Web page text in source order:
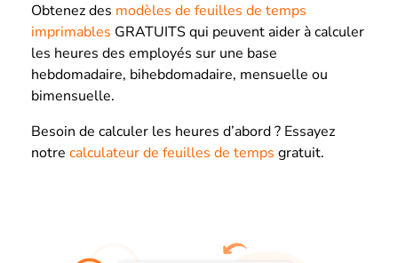
Obtenez des modèles de feuilles de temps
imprimables GRATUITS qui peuvent aider à calculer
les heures des employés sur une base
hebdomadaire, bihebdomadaire, mensuelle ou
bimensuelle.
Besoin de calculer les heures d’abord ? Essayez
notre calculateur de feuilles de temps gratuit.